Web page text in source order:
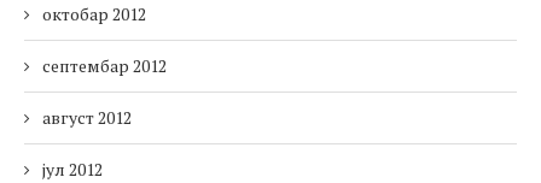
октобар 2012
септембар 2012
август 2012
јул 2012